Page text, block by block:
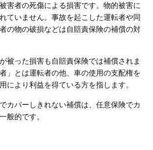
害者の死傷による損害です。物的被害に
ていません。事故を起こした運転者や同
の物の破損などは自賠責保険の補償の対
被った損害も自賠責保険では補償されま
」とは運転者の他、車の使用の支配権を
により利益を得ている方を指します。
カバーしきれない補償は、任意保険でカ
般的です。